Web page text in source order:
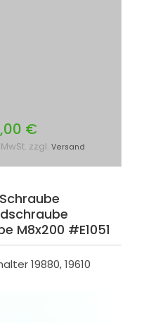
€
zzgl. Versand
M8x200 #E1051
19880, 19610